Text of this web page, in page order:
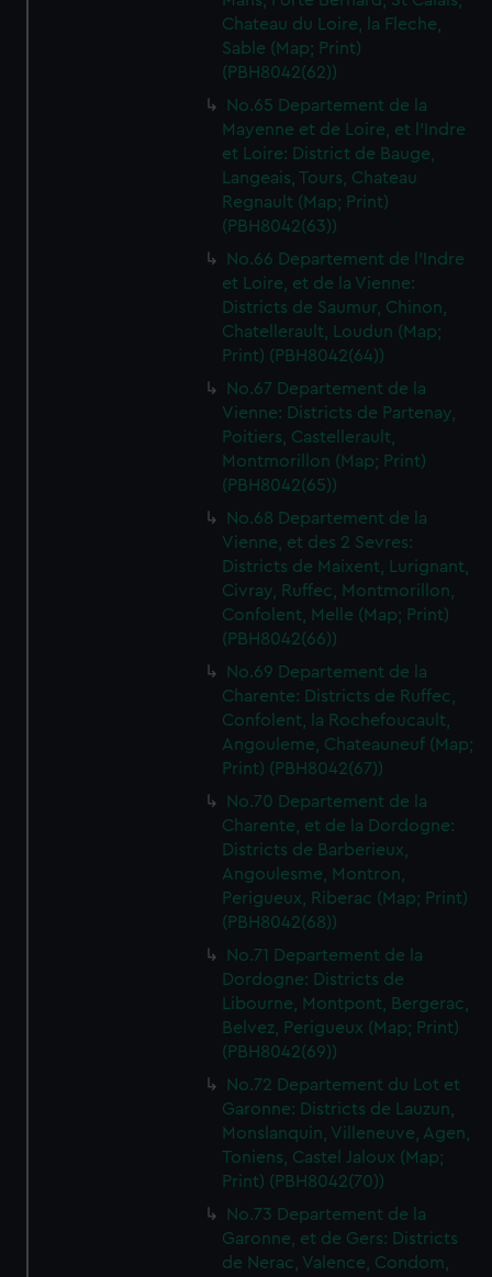
We’d like to use additional cookies to remember your
preferences, understand how our website is used, and to
help us improve it. We may also use cookies to tailor our
from third-party sources. You can choose to allow all
cookies, change your preferences or opt-out at any time.
Chateau du Loire, la Fleche,
Sable (Map; Print)
(PBH8042(62))
No.65 Departement de la
Mayenne et de Loire, et l'Indre
et Loire: District de Bauge,
Langeais, Tours, Chateau
Regnault (Map; Print)
(PBH8042(63))
No.66 Departement de l'Indre
et Loire, et de la Vienne:
Districts de Saumur, Chinon,
Chatellerault, Loudun (Map;
Print) (PBH8042(64))
No.67 Departement de la
Vienne: Districts de Partenay,
Poitiers, Castellerault,
Montmorillon (Map; Print)
(PBH8042(65))
No.68 Departement de la
Vienne, et des 2 Sevres:
Districts de Maixent, Lurignant,
Civray, Ruffec, Montmorillon,
Confolent, Melle (Map; Print)
(PBH8042(66))
No.69 Departement de la
Charente: Districts de Ruffec,
Confolent, la Rochefoucault,
Angouleme, Chateauneuf (Map;
Print) (PBH8042(67))
No.70 Departement de la
Charente, et de la Dordogne:
Districts de Barberieux,
Angoulesme, Montron,
Perigueux, Riberac (Map; Print)
(PBH8042(68))
No.71 Departement de la
Dordogne: Districts de
Libourne, Montpont, Bergerac,
Belvez, Perigueux (Map; Print)
(PBH8042(69))
No.72 Departement du Lot et
Garonne: Districts de Lauzun,
Monslanquin, Villeneuve, Agen,
Toniens, Castel Jaloux (Map;
Print) (PBH8042(70))
No.73 Departement de la
Garonne, et de Gers: Districts
de Nerac, Valence, Condom,